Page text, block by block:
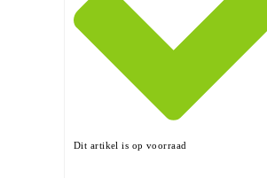
Dit artikel is op voorraad